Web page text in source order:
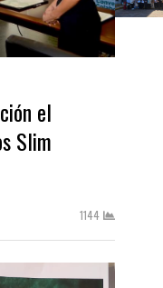
el
Slim
1144